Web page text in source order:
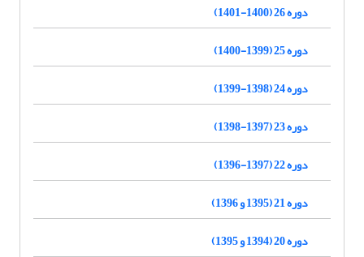
دوره 26 (1400-1401)
دوره 25 (1399-1400)
دوره 24 (1398-1399)
دوره 23 (1397-1398)
دوره 22 (1397-1396)
دوره 21 (1395 و 1396)
دوره 20 (1394 و 1395)